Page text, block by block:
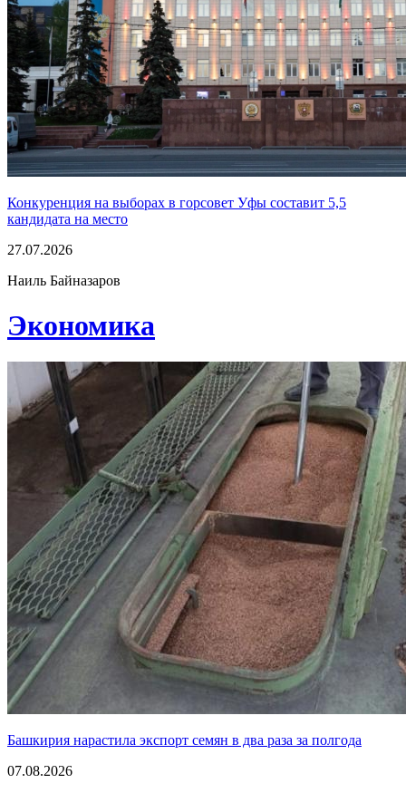
Конкуренция на выборах в горсовет Уфы составит 5,5
кандидата на место
27.07.2026
Наиль Байназаров
Экономика
Башкирия нарастила экспорт семян в два раза за полгода
07.08.2026